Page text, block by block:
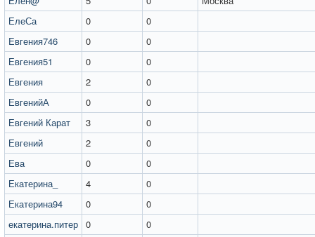
ЕлеСа
0
0
Eвгения746
0
0
Евгения51
0
0
Евгения
2
0
ЕвгенийА
0
0
Евгений Карат
3
0
Евгений
2
0
Ева
0
0
Екатерина_
4
0
Екатерина94
0
0
екатерина.питер 0
0